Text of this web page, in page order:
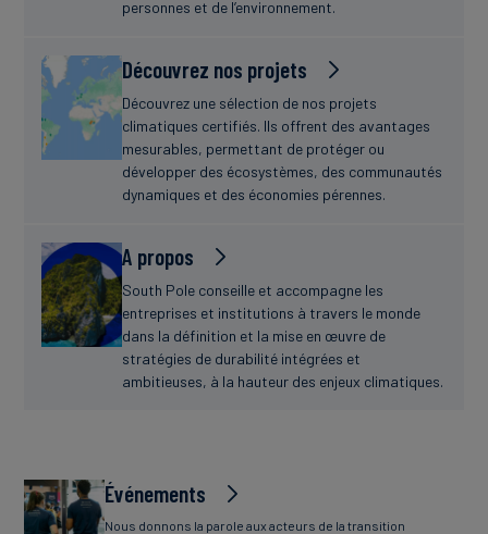
personnes et de l’environnement.
Découvrez nos projets
Découvrez une sélection de nos projets
climatiques certifiés. Ils offrent des avantages
mesurables, permettant de protéger ou
développer des écosystèmes, des communautés
dynamiques et des économies pérennes.
A propos
South Pole conseille et accompagne les
entreprises et institutions à travers le monde
dans la définition et la mise en œuvre de
stratégies de durabilité intégrées et
ambitieuses, à la hauteur des enjeux climatiques.
Événements
Nous donnons la parole aux acteurs de la transition